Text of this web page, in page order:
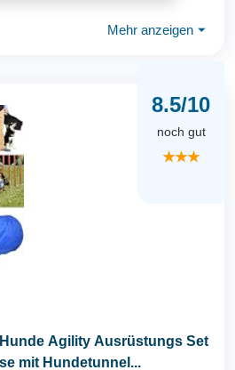
Mehr anzeigen ⏷
8.5/10
noch gut
★★★
Agility Ausrüstungs Set
mit Hundetunnel...